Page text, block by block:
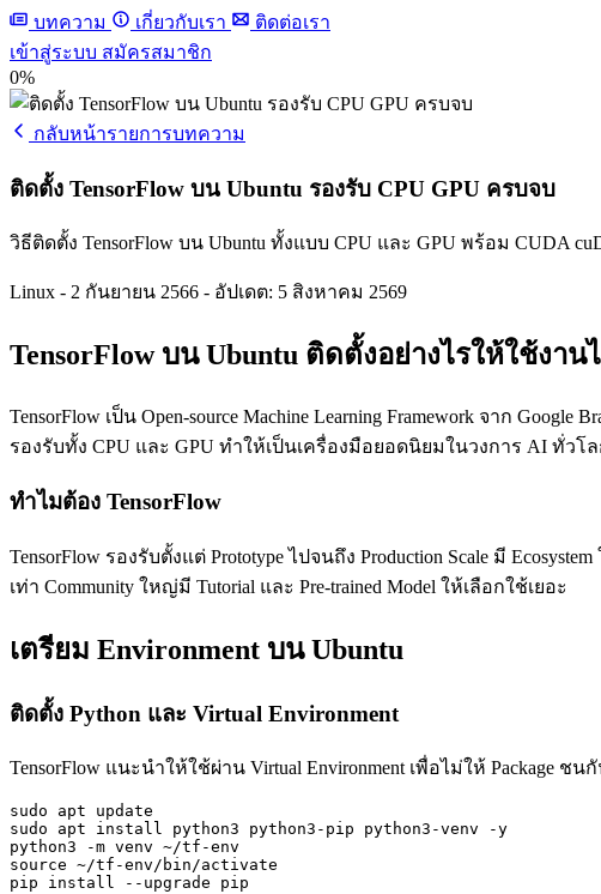
บทความ
เกี่ยวกับเรา
ติดต่อเรา
เข้าสู่ระบบ สมัครสมาชิก
0%
กลับหน้ารายการบทความ
ติดตั้ง TensorFlow บน Ubuntu รองรับ CPU GPU ครบจบ
วิธีติดตั้ง TensorFlow บน Ubuntu ทั้งแบบ CPU และ GPU พร้อม CUDA
Linux - 2 กันยายน 2566 - อัปเดต: 5 สิงหาคม 2569
TensorFlow บน Ubuntu ติดตั้งอย่างไรให้ใช้งาน
TensorFlow เป็น Open-source Machine Learning Framework จาก
รองรับทั้ง CPU และ GPU ทำให้เป็นเครื่องมือยอดนิยมในวงการ AI ทั่วโ
ทำไมต้อง TensorFlow
TensorFlow รองรับตั้งแต่ Prototype ไปจนถึง Production Scale มี
เท่า Community ใหญ่มี Tutorial และ Pre-trained Model ให้เลือกใช้เยอะ
เตรียม Environment บน Ubuntu
ติดตั้ง Python และ Virtual Environment
TensorFlow แนะนำให้ใช้ผ่าน Virtual Environment เพื่อไม่ให้ Package ชน
sudo apt update
sudo apt install python3 python3-pip python3-venv -y
python3 -m venv ~/tf-env
source ~/tf-env/bin/activate
pip install --upgrade pip